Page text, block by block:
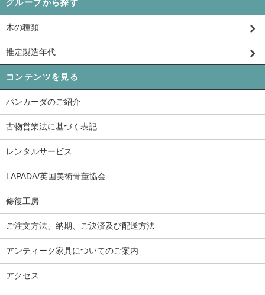
グループから探す
木の種類
推定製造年代
コンテンツを見る
パンカーダのご紹介
古物営業法に基づく表記
レンタルサービス
LAPADA/英国美術骨董協会
修復工房
ご注文方法、納期、ご決済及び配送方法
アンティーク家具についてのご案内
アクセス